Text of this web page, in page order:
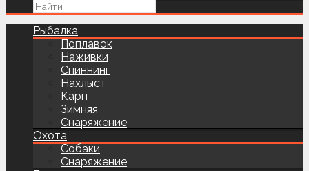
Рыбалка
Поплавок
Наживки
Спиннинг
Нахлыст
Карп
Зимняя
Снаряжение
Охота
Собаки
Снаряжение